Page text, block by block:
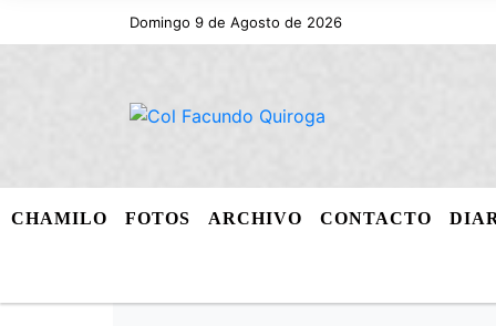
Domingo 9 de Agosto de 2026
CHAMILO FOTOS ARCHIVO CONTACTO